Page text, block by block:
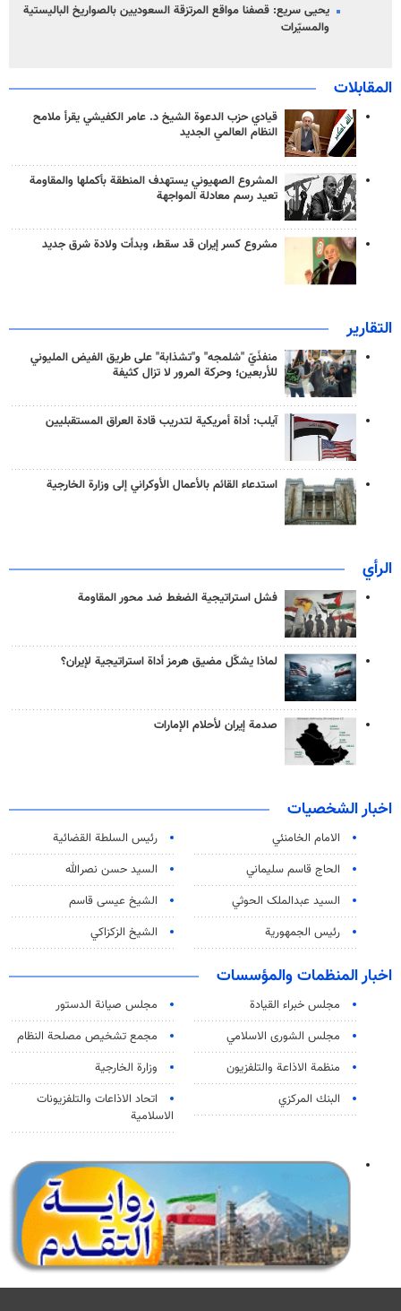
يحيى سريع: قصفنا مواقع المرتزقة السعوديين بالصواريخ الباليستية
والمسيّرات
المقابلات
قيادي حزب الدعوة الشيخ د. عامر الكفيشي يقرأ ملامح
النظام العالمي الجديد
المشروع الصهيوني يستهدف المنطقة بأكملها والمقاومة
تعيد رسم معادلة المواجهة
مشروع كسر إيران قد سقط، وبدأت ولادة شرق جديد
التقارير
منفذَيّ "شلمجه" و"تشذابة" على طريق الفيض المليوني
للأربعين؛ وحركة المرور لا تزال كثيفة
آيلب: أداة أمريكية لتدريب قادة العراق المستقبليين
استدعاء القائم بالأعمال الأوكراني إلى وزارة الخارجية
الرأي
فشل استراتيجية الضغط ضد محور المقاومة
لماذا يشكّل مضيق هرمز أداة استراتيجية لإيران؟
صدمة إيران لأحلام الإمارات
اخبار الشخصيات
الامام الخامنئي
رئیس السلطة القضائیة
الحاج قاسم سليماني
السيد حسن نصرالله
السید عبدالملک الحوثي
الشيخ عيسى قاسم
رئيس الجمهورية
الشيخ الزكزاكي
اخبار المنظمات والمؤسسات
مجلس خبراء القيادة
مجلس صيانة الدستور
مجلس الشورى الاسلامي
مجمع تشخيص مصلحة النظام
منظمة الاذاعة والتلفزیون
وزارة الخارجية
البنك المركزي
اتحاد الاذاعات والتلفزيونات
الاسلامية